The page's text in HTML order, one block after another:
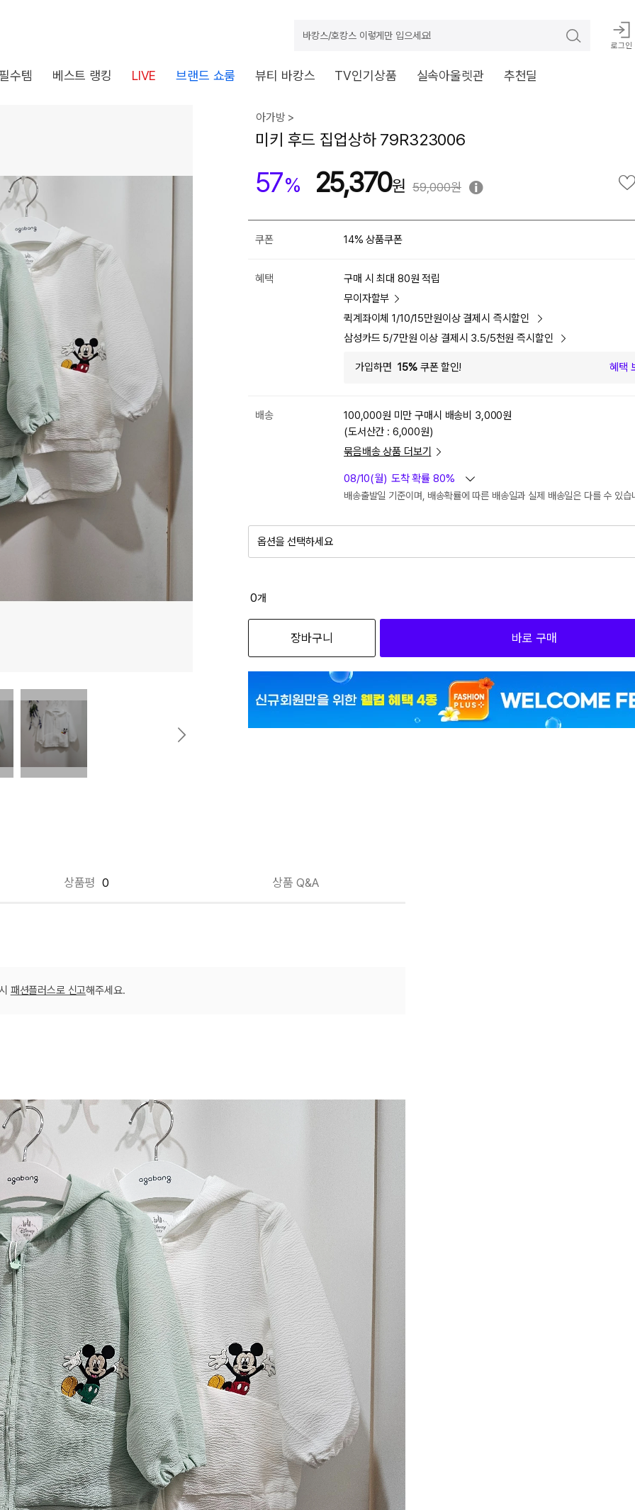
바캉스/호캉스 이렇게만 입으세요!
로그인
수템 베스트 랭킹 LIVE 브랜드 쇼룸 뷰티 바캉스 TV인기상품 실속아울렛관 추천딜
장바구니 쿠폰
가능 쿠폰
습니다.
상품이에요
세요?
아가방 >
미키 후드 집업상하 79R323006
57% 25,370 59,000원
쿠폰 14% 상품쿠폰
혜택
구매 시 최대 80원 적립
무이자할부
퀵계좌이체 1/10/15만원이상 결제시 즉시할인
삼성카드 5/7만원 이상 결제시 3.5/5천원 즉시할인
가입하면 15%쿠폰 할인! 혜택
배송 100,000원 미만 구매시 배송비 3,000원
(도서산간 : 6,000원)
묶음배송 상품 더보기
08/10(월) 도착 확률 80%
배송출발일 기준이며, 배송확률에 따른 배송일과 실제 배송일은 다를 수 있습
옵션을 선택하세요
민트 90
0개
장바구니 바로 구매
상품평 0 상품 Q&A